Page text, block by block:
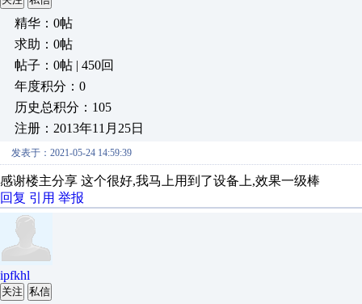
精华：0帖
求助：0帖
帖子：0帖 | 450回
年度积分：0
历史总积分：105
注册：2013年11月25日
发表于：2021-05-24 14:59:39
感谢楼主分享 这个很好,我马上用到了设备上,效果一级棒
回复 引用 举报
ipfkhl
关注 私信